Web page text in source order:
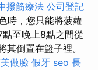
撥筋療法 公司登記
時，您只能將菠蘿
至晚上8點之間從
倒置在籃子裡。
做臉 假牙 seo 長